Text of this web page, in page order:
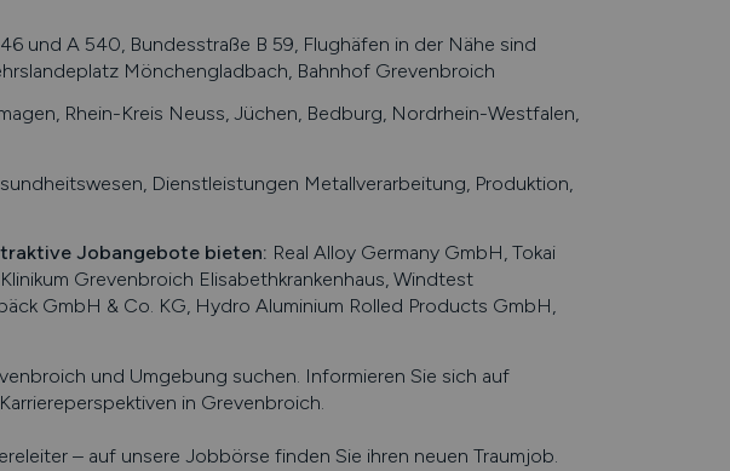
und A 540, Bundesstraße B 59, Flughäfen in der Nähe sind
Mönchengladbach, Bahnhof Grevenbroich
Rhein-Kreis Neuss, Jüchen, Bedburg, Nordrhein-Westfalen,
Dienstleistungen Metallverarbeitung, Produktion,
Jobangebote bieten: Real Alloy Germany GmbH, Tokai
Grevenbroich Elisabethkrankenhaus, Windtest
GmbH & Co. KG, Hydro Aluminium Rolled Products GmbH,
und Umgebung suchen. Informieren Sie sich auf
in Grevenbroich
– auf unsere Jobbörse finden Sie ihren neuen Traumjob.